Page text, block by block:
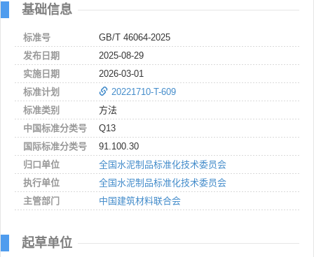
基础信息
标准号
GB/T 46064-2025
发布日期
2025-08-29
实施日期
2026-03-01
标准计划
20221710-T-609
标准类别
方法
中国标准分类号
Q13
国际标准分类号
91.100.30
归口单位
全国水泥制品标准化技术委员会
执行单位
全国水泥制品标准化技术委员会
主管部门
中国建筑材料联合会
起草单位